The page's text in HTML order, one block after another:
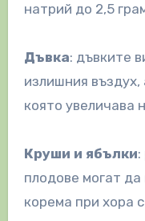
натрий до 2,5
Дъвка: дъвките
излишния
която увеличава
Круши и ябълки:
плодове могат
корема при хора